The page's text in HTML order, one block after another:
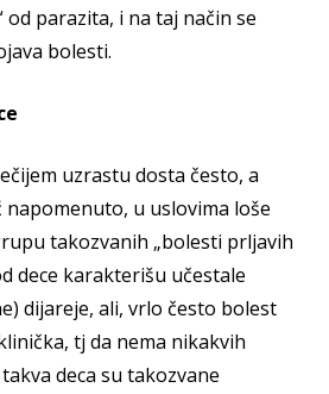
parazita, i na taj način se
bolesti.
uzrastu dosta često, a
napomenuto, u uslovima loše
takozvanih „bolesti prljavih
dece karakterišu učestale
dijareje, ali, vrlo često bolest
tj da nema nikakvih
deca su takozvane